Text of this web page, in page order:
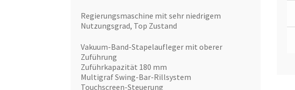
Regierungsmaschine mit sehr niedrigem
Nutzungsgrad, Top Zustand
Vakuum-Band-Stapelaufleger mit oberer
Zuführung
Zuführkapazität 180 mm
Multigraf Swing-Bar-Rillsystem
Touchscreen-Steuerung